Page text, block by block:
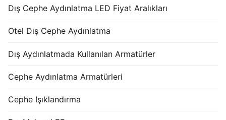
Dış Cephe Aydınlatma LED Fiyat Aralıkları
Otel Dış Cephe Aydınlatma
Dış Aydınlatmada Kullanılan Armatürler
Cephe Aydınlatma Armatürleri
Cephe Işıklandırma